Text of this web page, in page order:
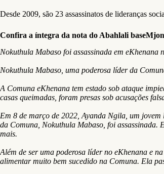
Desde 2009, são 23 assassinatos de lideranças
Confira a íntegra da nota do Abahlali
Nokuthula Mabaso foi assassinada em eKhenana
Nokuthula Mabaso, uma poderosa líder da
A Comuna eKhenana tem estado sob ataque
casas queimadas, foram presas sob acusações
Em 8 de março de 2022, Ayanda Ngila, um
da Comuna, Nokuthula Mabaso, foi assassinada.
mais.
Além de ser uma poderosa líder no eKhenana e
alimentar muito bem sucedido na Comuna. Ela